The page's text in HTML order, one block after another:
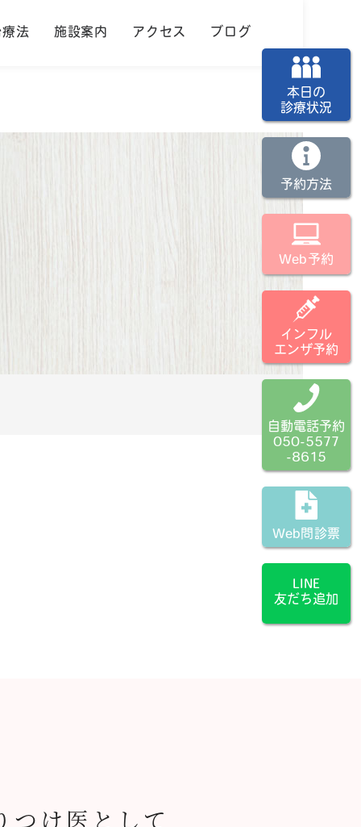
法 施設案内 アクセス ブログ
本日の
診療状況
予約方法
Web予約
インフル
エンザ予約
自動電話予約
050-5577
-8615
Web問診票
LINE
友だち追加
つけ医として